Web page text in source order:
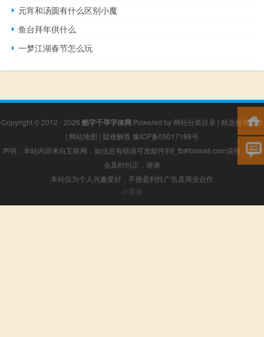
元宵和汤圆有什么区别小魔
鱼台拜年供什么
一梦江湖春节怎么玩
Copyright © 2012 - 2026 酷字千寻字体网 Powered by 网站分类目录 | 精选推荐文章
| 网站地图 | 疑难解答 豫ICP备05017199号
声明：本站内容来自互联网，如信息有错误可发邮件到f_fb#foxmail.com说明，我们
会及时纠正，谢谢
本站仅为个人兴趣爱好，不接盈利性广告及商业合作
小男孩